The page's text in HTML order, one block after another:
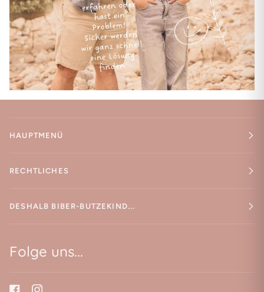
HAUPTMENÜ
RECHTLICHES
DESHALB BIBER-BUTZEKIND...
Folge uns...